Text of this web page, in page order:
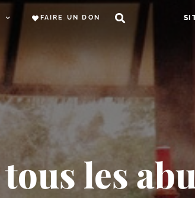
FAIRE UN DON
les